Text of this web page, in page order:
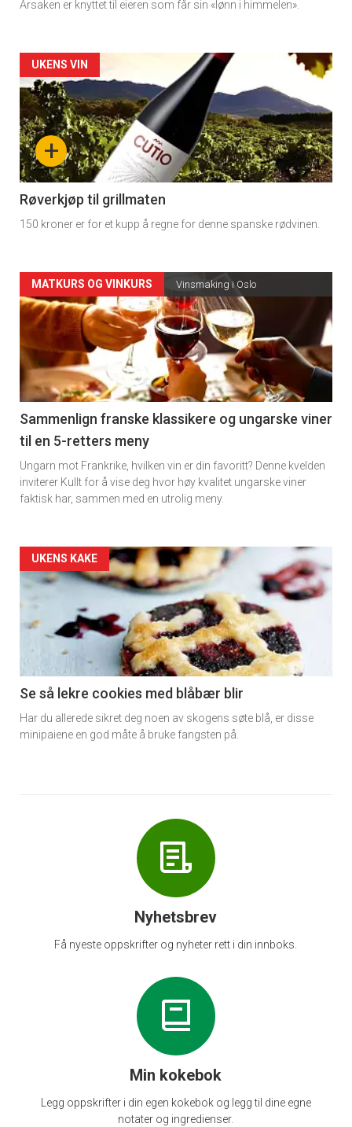
Årsaken er knyttet til eieren som får sin «lønn i himmelen».
Forsiden
akkurat
nå
-
4
+
UKENS VIN
Røverkjøp til grillmaten
150 kroner er for et kupp å regne for denne spanske rødvinen.
Forsiden
akkurat
nå
-
5
MATKURS OG VINKURS Vinsmaking i Oslo
Sammenlign franske klassikere og ungarske viner
til en 5-retters meny
Ungarn mot Frankrike, hvilken vin er din favoritt? Denne kvelden
inviterer Kullt for å vise deg hvor høy kvalitet ungarske viner
faktisk har, sammen med en utrolig meny.
Forsiden
akkurat
nå
6
UKENS KAKE
Se så lekre cookies med blåbær blir
Har du allerede sikret deg noen av skogens søte blå, er disse
minipaiene en god måte å bruke fangsten på.
Nyhetsbrev
Få nyeste oppskrifter og nyheter rett i din innboks.
Min kokebok
Legg oppskrifter i din egen kokebok og legg til dine egne
notater og ingredienser.